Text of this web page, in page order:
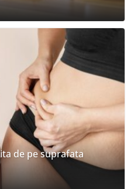
de pe suprafata